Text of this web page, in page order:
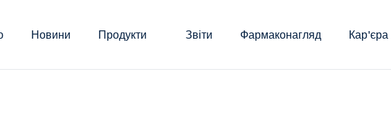
Новини Продукти Звіти Фармаконагляд Кар'єра